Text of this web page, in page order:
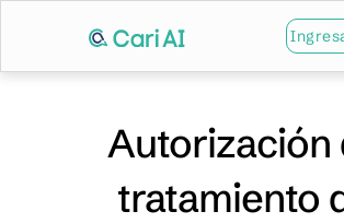
Autorización
tratamiento